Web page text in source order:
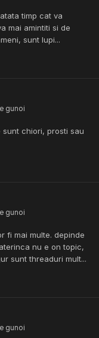
timp cat va
mai amintiti si de
sunt lupi...
gunoi
chiori, prosti sau
gunoi
fi mai multe. depinde
nu e on topic,
sunt threaduri mult...
gunoi